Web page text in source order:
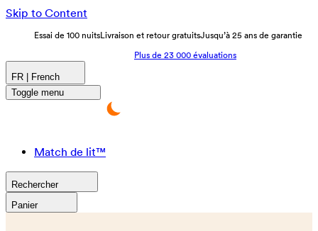
Skip to Content
Essai de 100 nuitsLivraison et retour gratuitsJusqu’à 25 ans de garantie
Plus de 23 000 évaluations
FR | French
Toggle menu
Match de lit™
Rechercher
Panier